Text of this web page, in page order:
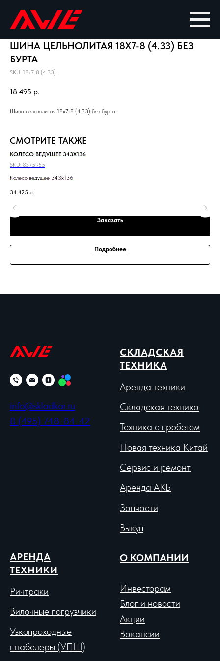
ШИНА ЦЕЛЬНОЛИТАЯ 18X7-8 (4.33) БЕЗ
БУРТА
SKU: 18x7-8 (4.33)
18 495 р.
Шина цельнолитая 18x7-8 (4.33) без бурта
СМОТРИТЕ ТАКЖЕ
КОЛЕСО ВЕДУЩЕЕ 343X136
SKU: 8375955
Колесо ведущее 343x136
34 425 р.
Заказать
Подробнее
info@skladkar.ru
8 (495) 748-84-42
СКЛАДСКАЯ
ТЕХНИКА
Аренда техники
Складская техника
Техника с пробегом
Новая техника Китай
Сервис и ремонт
Аренда АКБ
Запчасти
Выкуп
АРЕНДА
ТЕХНИКИ
Ричтраки
Вилочные погрузчики
Узкопроходные
штабелеры (УПШ)
О КОМПАНИИ
Инвесторам
Блог и новости
Акции
Вакансии